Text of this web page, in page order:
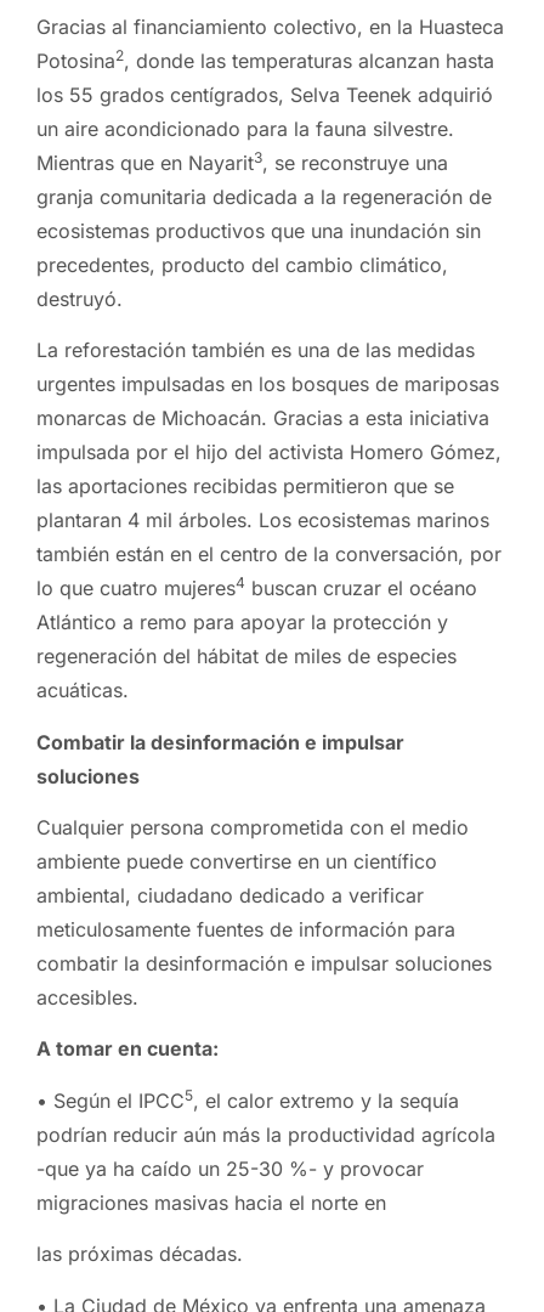
Gracias al financiamiento colectivo, en la Huasteca
Potosina2, donde las temperaturas alcanzan hasta
los 55 grados centígrados, Selva Teenek adquirió
un aire acondicionado para la fauna silvestre.
Mientras que en Nayarit3, se reconstruye una
granja comunitaria dedicada a la regeneración de
ecosistemas productivos que una inundación sin
precedentes, producto del cambio climático,
destruyó.
La reforestación también es una de las medidas
urgentes impulsadas en los bosques de mariposas
monarcas de Michoacán. Gracias a esta iniciativa
impulsada por el hijo del activista Homero Gómez,
las aportaciones recibidas permitieron que se
plantaran 4 mil árboles. Los ecosistemas marinos
también están en el centro de la conversación, por
lo que cuatro mujeres4 buscan cruzar el océano
Atlántico a remo para apoyar la protección y
regeneración del hábitat de miles de especies
acuáticas.
Combatir la desinformación e impulsar
soluciones
Cualquier persona comprometida con el medio
ambiente puede convertirse en un científico
ambiental, ciudadano dedicado a verificar
meticulosamente fuentes de información para
combatir la desinformación e impulsar soluciones
accesibles.
A tomar en cuenta:
• Según el IPCC5, el calor extremo y la sequía
podrían reducir aún más la productividad agrícola
-que ya ha caído un 25-30 %- y provocar
migraciones masivas hacia el norte en
las próximas décadas.
• La Ciudad de México ya enfrenta una amenaza